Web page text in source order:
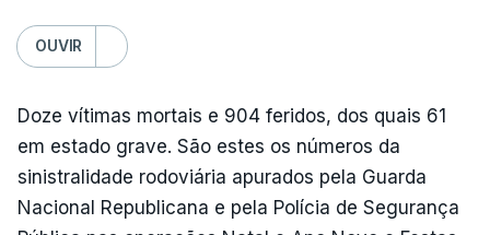
OUVIR
Doze vítimas mortais e 904 feridos, dos quais 61
em estado grave. São estes os números da
sinistralidade rodoviária apurados pela Guarda
Nacional Republicana e pela Polícia de Segurança